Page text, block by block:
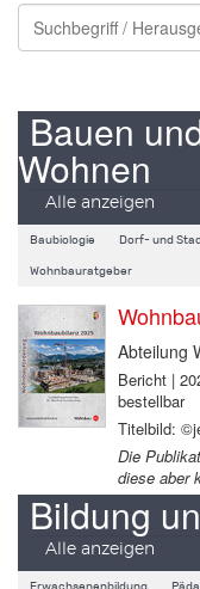
Bauen
Wohnen
Alle anzeigen
Baubiologie Dorf- und
Wohnbauratgeber
Abteilung
Bericht |
bestellbar
Titelbild:
Die
diese aber
Bildung
Alle anzeigen
Erwachsenenbildung